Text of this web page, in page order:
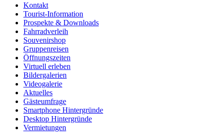
Kontakt
Tourist-Information
Prospekte & Downloads
Fahrradverleih
Souvenirshop
Gruppenreisen
Öffnungszeiten
Virtuell erleben
Bildergalerien
Videogalerie
Aktuelles
Gästeumfrage
Smartphone Hintergründe
Desktop Hintergründe
Vermietungen